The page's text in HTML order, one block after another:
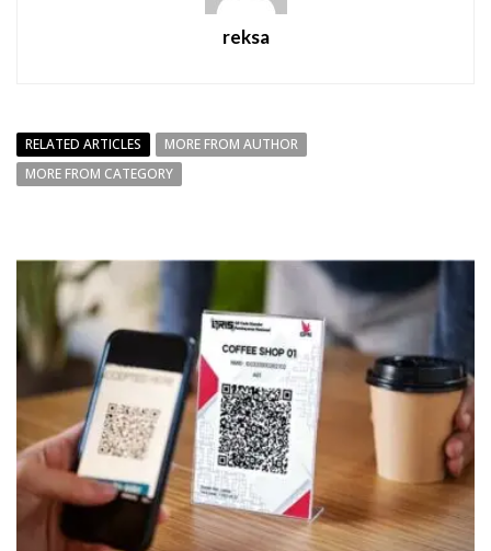
reksa
RELATED ARTICLES
MORE FROM AUTHOR
MORE FROM CATEGORY